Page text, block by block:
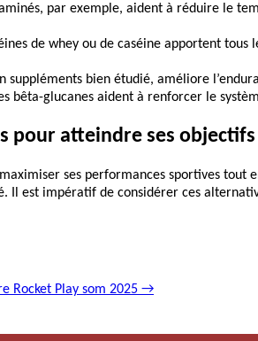
par exemple, aident à réduire le
de whey ou de caséine apportent
suppléments bien étudié, améliore
bêta-glucanes aident à renforcer le
pour atteindre ses objectifs
ses performances sportives
Il est impératif de considérer ces
Rocket Play som 2025 →